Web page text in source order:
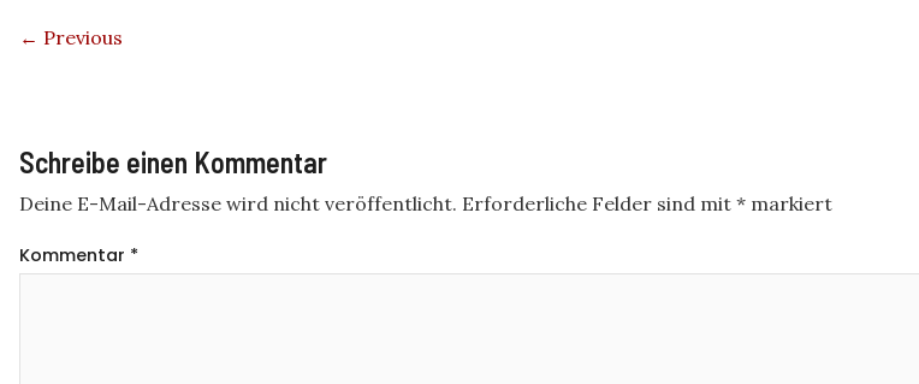
← Previous
Schreibe einen Kommentar
Deine E-Mail-Adresse wird nicht veröffentlicht. Erforderliche Felder sind mit * markiert
Kommentar *